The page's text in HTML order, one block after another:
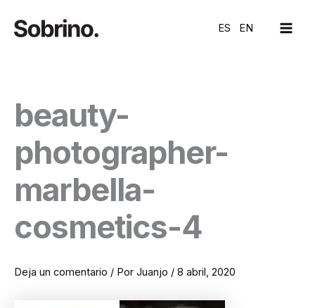
contenido
ES EN
beauty-
photographer-
marbella-
cosmetics-4
Deja un comentario / Por Juanjo / 8 abril, 2020